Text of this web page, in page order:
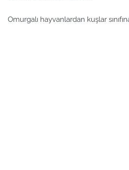
Omurgalı hayvanlardan kuşlar